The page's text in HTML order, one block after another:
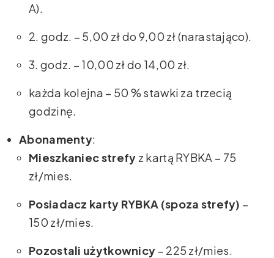
A).
2. godz. – 5,00 zł do 9,00 zł (narastająco).
3. godz. – 10,00 zł do 14,00 zł.
każda kolejna – 50 % stawki za trzecią
godzinę.
Abonamenty:
Mieszkaniec strefy z kartą RYBKA – 75
zł/mies.
Posiadacz karty RYBKA (spoza strefy) –
150 zł/mies.
Pozostali użytkownicy – 225 zł/mies.